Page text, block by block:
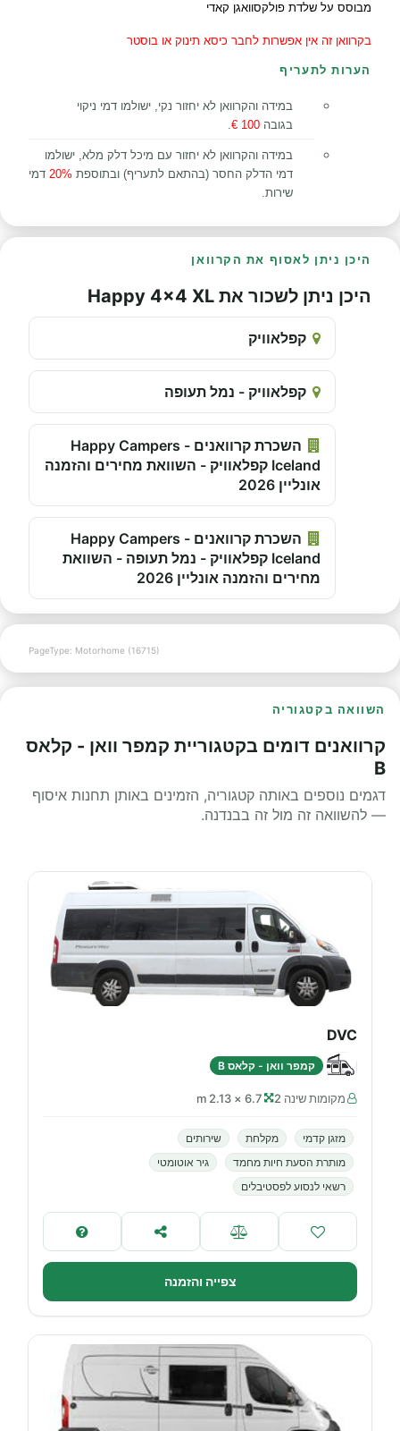
מבוסס על שלדת פולקסוואגן קאדי
בקרוואן זה אין אפשרות לחבר כיסא תינוק או בוסטר
הערות לתעריף
במידה והקרוואן לא יחזור נקי, ישולמו דמי ניקוי
בגובה 100 €
.
במידה והקרוואן לא יחזור עם מיכל דלק מלא, ישולמו
דמי הדלק החסר (בהתאם לתעריף) ובתוספת 20% דמי
שירות.
היכן ניתן לאסוף את הקרוואן
היכן ניתן לשכור את Happy 4x4 XL
קפלאוויק
קפלאוויק - נמל תעופה
השכרת קרוואנים - Happy Campers
Iceland קפלאוויק - השוואת מחירים והזמנה
אונליין 2026
השכרת קרוואנים - Happy Campers
Iceland קפלאוויק - נמל תעופה - השוואת
מחירים והזמנה אונליין 2026
PageType: Motorhome (16715)
השוואה בקטגוריה
קרוואנים דומים בקטגוריית קמפר וואן - קלאס
B
דגמים נוספים באותה קטגוריה, הזמינים באותן תחנות איסוף
— להשוואה זה מול זה בבנדנה.
DVC
קמפר וואן - קלאס B
מקומות שינה 2 6.7 × 2.13 m
מזגן קדמי מקלחת
שירותים
מותרת הסעת חיות מחמד
גיר אוטומטי
רשאי לנסוע לפסטיבלים
צפייה והזמנה